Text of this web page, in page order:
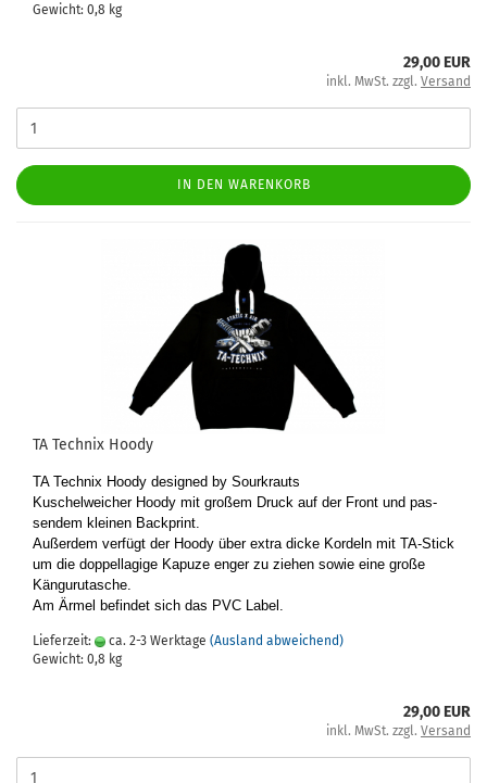
Gewicht: 0,8 kg
29,00 EUR
inkl. MwSt. zzgl. Versand
IN DEN WARENKORB
TA Tech­nix Hoody
TA Tech­nix Hoody de­si­gned by Sourkrauts
Ku­schel­wei­cher Hoody mit gro­ßem Druck auf der Front und pas­
sen­dem klei­nen Back­print.
Au­ßer­dem ver­fügt der Hoody über extra dicke Kor­deln mit TA-​Stick
um die dop­pel­la­gi­ge Ka­pu­ze enger zu zie­hen sowie eine große
Kän­gu­ru­tasche.
Am Ärmel be­fin­det sich das PVC Label.
Lieferzeit: ca. 2-3 Werktage (Ausland abweichend)
Gewicht: 0,8 kg
29,00 EUR
inkl. MwSt. zzgl. Versand